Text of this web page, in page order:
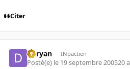
Citer
Daryan INpactien
Posté(e) le 19 septembre 200520 a